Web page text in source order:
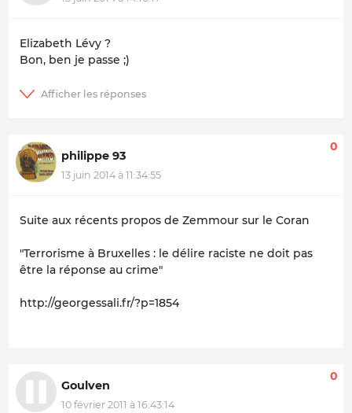
Elizabeth Lévy ?
Bon, ben je passe ;)
philippe 93
13 juin 2014 à 11:34:55
0
Suite aux récents propos de Zemmour sur le Coran
"Terrorisme à Bruxelles : le délire raciste ne doit pas
être la réponse au crime"
http://georgessali.fr/?p=1854
Goulven
10 février 2011 à 16:43:14
0